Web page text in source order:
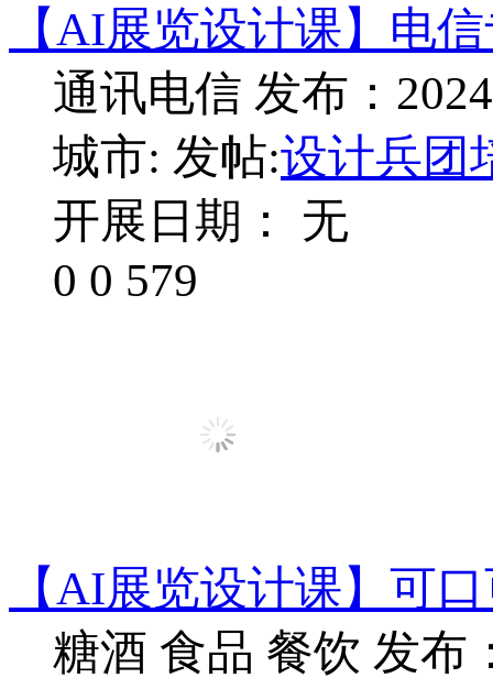
【AI展览设计课】电
通讯电信 发布：
城市: 发帖:设计兵团
开展日期： 无
0 0 579
【AI展览设计课】可
糖酒 食品 餐饮 发布